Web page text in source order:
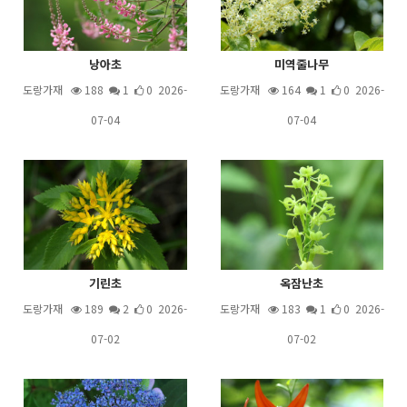
낭아초
도랑가재 188 1
0 2026-
07-04
미역줄나무
도랑가재 164 1
0 2026-
07-04
기린초
도랑가재 189 2
0 2026-
07-02
옥잠난초
도랑가재 183 1
0 2026-
07-02